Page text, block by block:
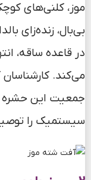
موز، کلنی‌های
بی‌بال، زنده‌زای
در قاعده ساقه،
می‌کند. کارشناسان
جمعیت این حشره
سیستمیک را